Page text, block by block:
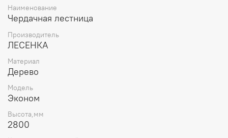
Высота:2800
Размер люка: 600х1200
Высота: 2800
Цвет крышки: Древесный
Материал утеплителя: Нет
Ширина ступени: 330 мм
Шаг: 250 мм
Количество ступеней: 12
Количество секций: 3 шт
Требует сборки: Нет
Наименование
Чердачная лестница
Производитель
ЛЕСЕНКА
Материал
Дерево
Модель
Эконом
Высота,мм
2800